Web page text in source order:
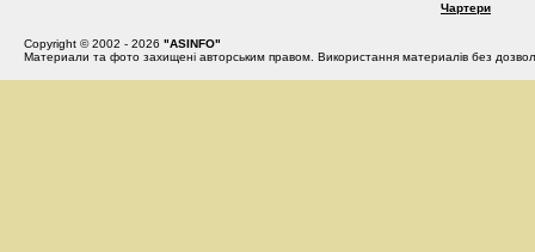
Чартери
Copyright © 2002 - 2026 "ASINFO"
Материали та фото захищені авторським правом. Використання материалів без